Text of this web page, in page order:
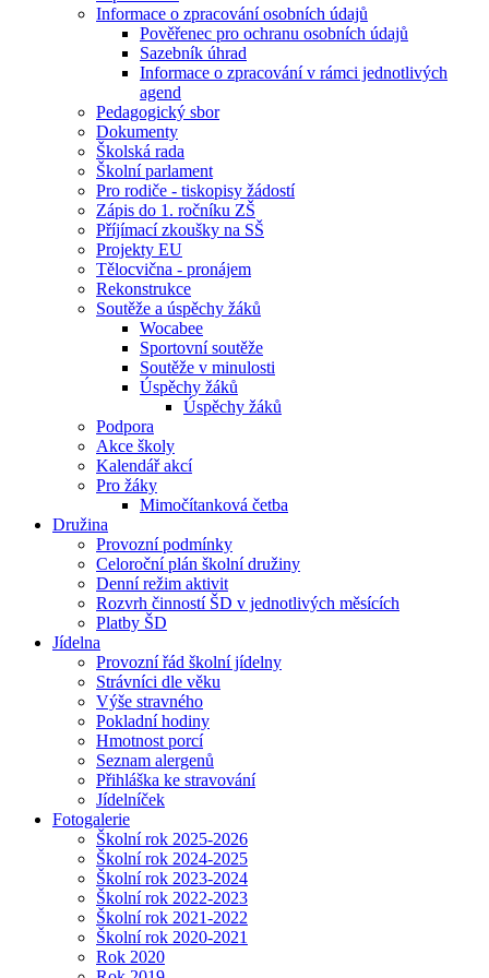
Informace o zpracování osobních údajů
Pověřenec pro ochranu osobních údajů
Sazebník úhrad
Informace o zpracování v rámci jednotlivých
agend
Pedagogický sbor
Dokumenty
Školská rada
Školní parlament
Pro rodiče - tiskopisy žádostí
Zápis do 1. ročníku ZŠ
Příjímací zkoušky na SŠ
Projekty EU
Tělocvična - pronájem
Rekonstrukce
Soutěže a úspěchy žáků
Wocabee
Sportovní soutěže
Soutěže v minulosti
Úspěchy žáků
Úspěchy žáků
Podpora
Akce školy
Kalendář akcí
Pro žáky
Mimočítanková četba
Družina
Provozní podmínky
Celoroční plán školní družiny
Denní režim aktivit
Rozvrh činností ŠD v jednotlivých měsících
Platby ŠD
Jídelna
Provozní řád školní jídelny
Strávníci dle věku
Výše stravného
Pokladní hodiny
Hmotnost porcí
Seznam alergenů
Přihláška ke stravování
Jídelníček
Fotogalerie
Školní rok 2025-2026
Školní rok 2024-2025
Školní rok 2023-2024
Školní rok 2022-2023
Školní rok 2021-2022
Školní rok 2020-2021
Rok 2020